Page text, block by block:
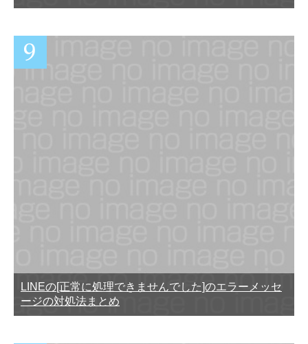
LINEの[正常に処理できませんでした]のエラーメッセ
ージの対処法まとめ